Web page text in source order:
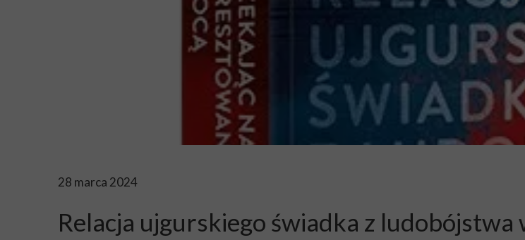
POMAGAM
28 marca 2024
Relacja ujgurskiego świadka z